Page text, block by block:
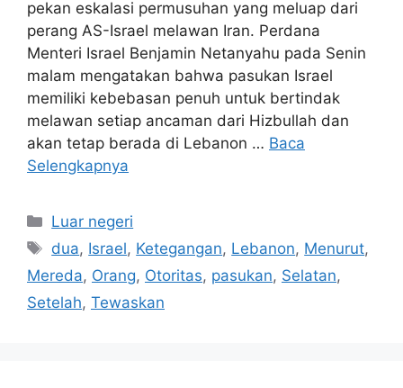
pekan eskalasi permusuhan yang meluap dari
perang AS-Israel melawan Iran. Perdana
Menteri Israel Benjamin Netanyahu pada Senin
malam mengatakan bahwa pasukan Israel
memiliki kebebasan penuh untuk bertindak
melawan setiap ancaman dari Hizbullah dan
akan tetap berada di Lebanon … Baca
Selengkapnya
Kategori
Luar negeri
Tag
dua, Israel, Ketegangan, Lebanon, Menurut,
Mereda, Orang, Otoritas, pasukan, Selatan,
Setelah, Tewaskan